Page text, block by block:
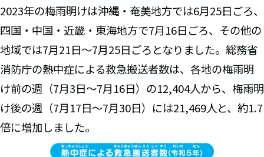
2023年の梅雨明けは沖縄・奄美地方では6月25日ごろ、
四国・中国・近畿・東海地方で7月16日ごろ、その他の
地域では7月21日～7月25日ごろとなりました。総務省
消防庁の熱中症による救急搬送者数は、各地の梅雨明
け前の週（7月3日～7月16日）の12,404人から、梅雨明
け後の週（7月17日～7月30日）には21,469人と、約1.7
倍に増加しました。